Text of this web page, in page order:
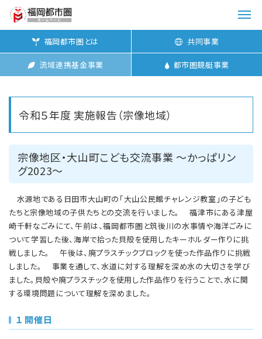
メ
を
福岡都市圏とは 共同事業
流域連携基金事業 都市圏競艇事業
令和５年度 実施報告（宗像地域）
宗像地区・大山町こども交流事業 ～かっぱリン
グ2023～
水源地である日田市大山町の「大山公民館チャレンジ教室」の子ども
たちと宗像地域の子供たちとの交流を行いました。 福津市にある津屋
崎千軒なごみにて、午前は、福岡都市圏と筑後川の水事情や海洋ごみに
ついて学習した後、海岸で拾った貝殻を使用したキーホルダー作りに挑
戦しました。 午後は、廃プラスチックブロックを使った作品作りに挑戦
しました。 事業を通して、水道に対する理解を深め水の大切さを学び
ました。貝殻や廃プラスチックを使用した作品作りを行うことで、水に関
する環境問題について理解を深めました。
１ 開催日